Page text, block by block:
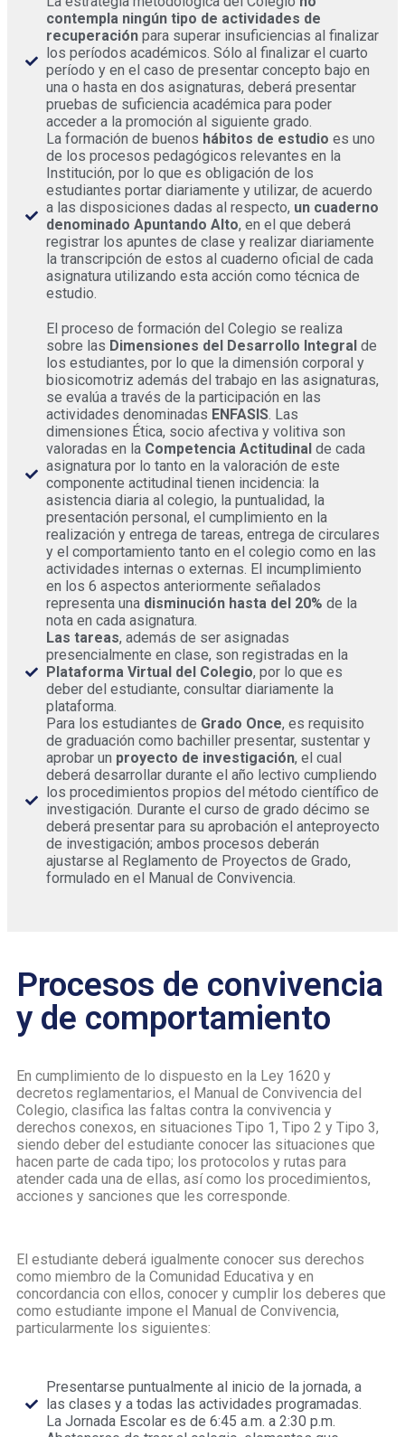
contempla ningún tipo de actividades de
recuperaciónpara superar insuficiencias al finalizar
los períodos académicos. Sólo al finalizar el cuarto
período y en el caso de presentar concepto bajo en
una o hasta en dos asignaturas, deberá presentar
pruebas de suficiencia académica para poder
acceder a la promoción al siguiente grado.
La formación de buenos hábitos de estudio es uno
de los procesos pedagógicos relevantes en la
Institución, por lo que es obligación de los
estudiantes portar diariamente y utilizar, de acuerdo
a las disposiciones dadas al respecto, un cuaderno
denominado Apuntando Alto, en el que deberá
registrar los apuntes de clase y realizar diariamente
la transcripción de estos al cuaderno oficial de cada
asignatura utilizando esta acción como técnica de
estudio.
El proceso de formación del Colegio se realiza
sobre las Dimensiones del Desarrollo Integralde
los estudiantes, por lo que la dimensión corporal y
biosicomotriz además del trabajo en las asignaturas,
se evalúa a través de la participación en las
actividades denominadas ENFASIS. Las
dimensiones Ética, socio afectiva y volitiva son
valoradas en la Competencia Actitudinalde cada
asignatura por lo tanto en la valoración de este
componente actitudinal tienen incidencia: la
asistencia diaria al colegio, la puntualidad, la
presentación personal, el cumplimiento en la
realización y entrega de tareas, entrega de circulares
y el comportamiento tanto en el colegio como en las
actividades internas o externas. El incumplimiento
en los 6 aspectos anteriormente señalados
representa una disminución hasta del 20% de la
nota en cada asignatura.
Las tareas, además de ser asignadas
presencialmente en clase, son registradas en la
Plataforma Virtual del Colegio, por lo que es
deber del estudiante, consultar diariamente la
plataforma.
Para los estudiantes de Grado Once, es requisito
de graduación como bachiller presentar, sustentar y
aprobar un proyecto de investigación, el cual
deberá desarrollar durante el año lectivo cumpliendo
los procedimientos propios del método científico de
investigación. Durante el curso de grado décimo se
deberá presentar para su aprobación el anteproyecto
de investigación; ambos procesos deberán
ajustarse al Reglamento de Proyectos de Grado,
formulado en el Manual de Convivencia.
Procesos de convivencia
y de comportamiento
En cumplimiento de lo dispuesto en la Ley 1620 y
decretos reglamentarios, el Manual de Convivencia del
Colegio, clasifica las faltas contra la convivencia y
derechos conexos, en situaciones Tipo 1, Tipo 2 y Tipo 3,
siendo deber del estudiante conocer las situaciones que
hacen parte de cada tipo; los protocolos y rutas para
atender cada una de ellas, así como los procedimientos,
acciones y sanciones que les corresponde.
El estudiante deberá igualmente conocer sus derechos
como miembro de la Comunidad Educativa y en
concordancia con ellos, conocer y cumplir los deberes que
como estudiante impone el Manual de Convivencia,
particularmente los siguientes:
Presentarse puntualmente al inicio de la jornada, a
las clases y a todas las actividades programadas.
La Jornada Escolar es de 6:45 a.m. a 2:30 p.m.